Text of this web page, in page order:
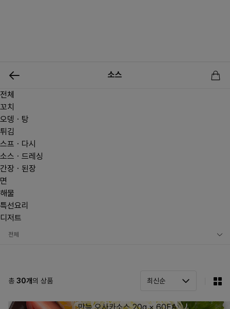
신상품
소스
전체
꼬치
오뎅ㆍ탕
튀김
스프ㆍ다시
소스ㆍ드레싱
간장ㆍ된장
면
해물
특선요리
디저트
전체
총 30개의 상품